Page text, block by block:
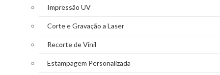
Impressão UV
Corte e Gravação a Laser
Recorte de Vinil
Estampagem Personalizada